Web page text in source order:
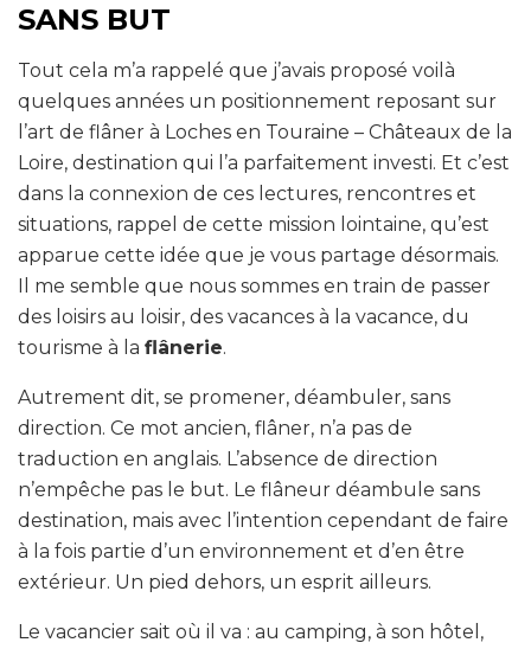
SANS BUT
Tout cela m’a rappelé que j’avais proposé voilà
quelques années un positionnement reposant sur
l’art de flâner à Loches en Touraine – Châteaux de la
Loire, destination qui l’a parfaitement investi. Et c’est
dans la connexion de ces lectures, rencontres et
situations, rappel de cette mission lointaine, qu’est
apparue cette idée que je vous partage désormais.
Il me semble que nous sommes en train de passer
des loisirs au loisir, des vacances à la vacance, du
tourisme à la flânerie.
Autrement dit, se promener, déambuler, sans
direction. Ce mot ancien, flâner, n’a pas de
traduction en anglais. L’absence de direction
n’empêche pas le but. Le flâneur déambule sans
destination, mais avec l’intention cependant de faire
à la fois partie d’un environnement et d’en être
extérieur. Un pied dehors, un esprit ailleurs.
Le vacancier sait où il va : au camping, à son hôtel,